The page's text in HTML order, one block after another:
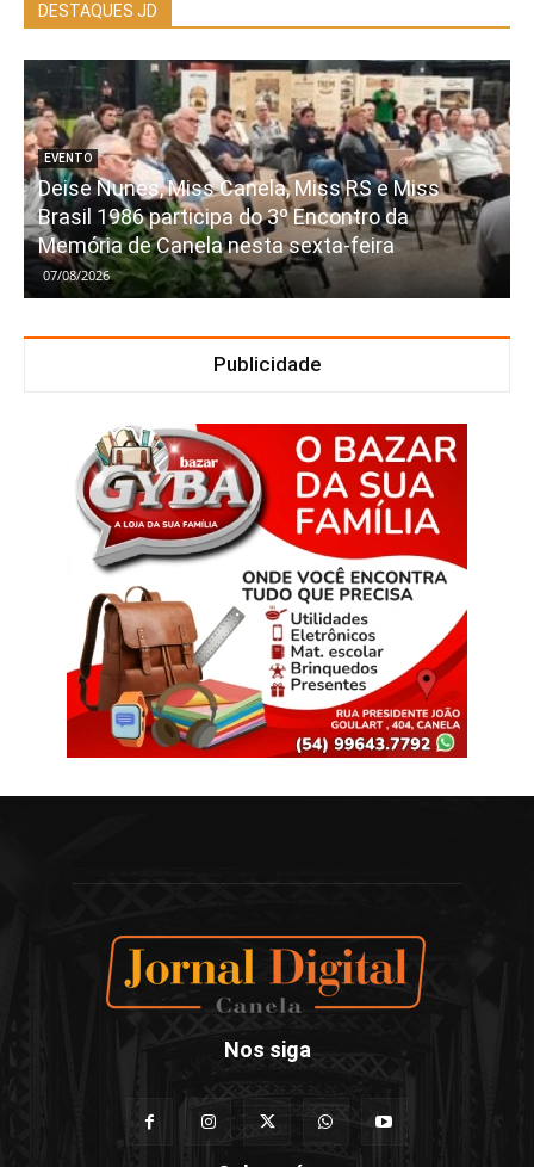
DESTAQUES JD
EVENTO
Deise Nunes, Miss Canela, Miss RS e Miss
Brasil 1986 participa do 3º Encontro da
Memória de Canela nesta sexta-feira
07/08/2026
Publicidade
Nos siga